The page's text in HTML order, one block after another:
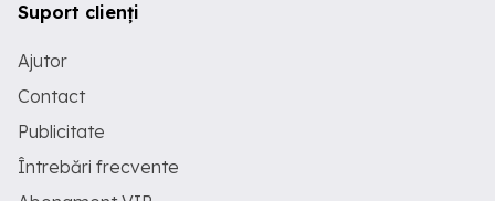
Suport clienți
Ajutor
Contact
Publicitate
Întrebări frecvente